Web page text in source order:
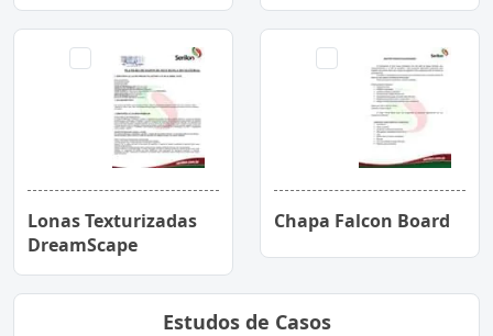
Lonas Texturizadas
DreamScape
Chapa Falcon Board
Estudos de Casos